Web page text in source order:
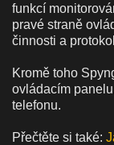
funkcí
pravé straně
činnosti a
Kromě toho
ovládacím
telefonu.
Přečtěte si také: